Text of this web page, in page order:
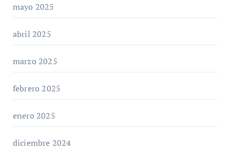
mayo 2025
abril 2025
marzo 2025
febrero 2025
enero 2025
diciembre 2024